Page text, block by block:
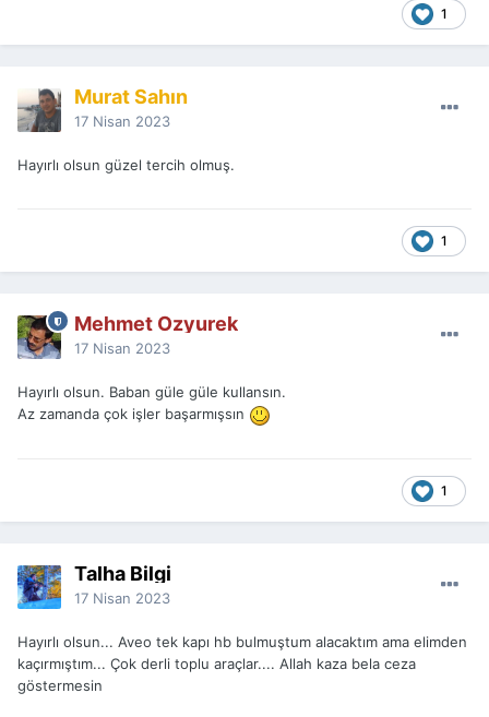
1
Murat Sahın
17 Nisan 2023
Hayırlı olsun güzel tercih olmuş.
1
Mehmet Ozyurek
17 Nisan 2023
Hayırlı olsun. Baban güle güle kullansın.
Az zamanda çok işler başarmışsın
1
Talha Bilgi
17 Nisan 2023
Hayırlı olsun... Aveo tek kapı hb bulmuştum alacaktım ama elimden
kaçırmıştım... Çok derli toplu araçlar.... Allah kaza bela ceza
göstermesin